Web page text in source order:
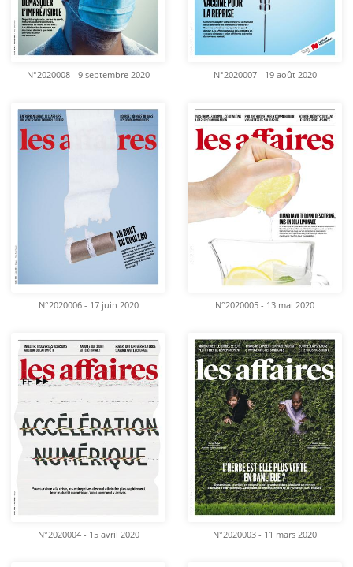
N°2020008 - 9 septembre 2020 N°2020007 - 19 août 2020
N°2020006 - 17 juin 2020 N°2020005 - 13 mai 2020
N°2020004 - 15 avril 2020 N°2020003 - 11 mars 2020